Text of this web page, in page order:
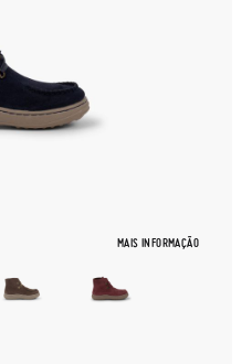
MAIS INFORMAÇÃO